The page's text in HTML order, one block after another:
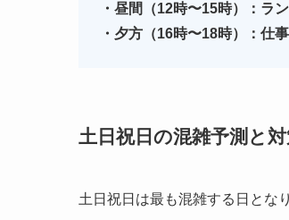
・昼間（12時〜15時）：ラ
・夕方（16時〜18時）：仕
土日祝日の混雑予測と
土日祝日は最も混雑する日とな